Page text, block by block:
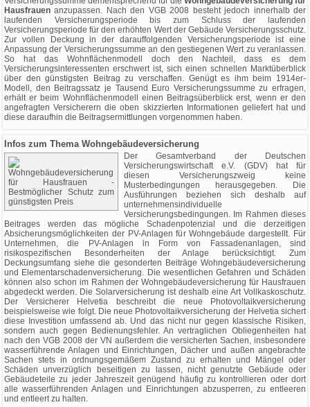
Hausfrauen anzupassen. Nach den VGB 2008 besteht jedoch innerhalb der
laufenden Versicherungsperiode bis zum Schluss der laufenden
Versicherungsperiode für den erhöhten Wert der Gebäude Versicherungsschutz.
Zur vollen Deckung in der darauffolgenden Versicherungsperiode ist eine
Anpassung der Versicherungssumme an den gestiegenen Wert zu veranlassen.
So hat das Wohnflächenmodell doch den Nachteil, dass es dem
Versicherungsinteressenten erschwert ist, sich einen schnellen Marktüberblick
über den günstigsten Beitrag zu verschaffen. Genügt es ihm beim 1914er-
Modell, den Beitragssatz je Tausend Euro Versicherungssumme zu erfragen,
erhält er beim Wohnflächenmodell einen Beitragsüberblick erst, wenn er den
angefragten Versicherern die oben skizzierten Informationen geliefert hat und
diese daraufhin die Beitragsermittlungen vorgenommen haben.
Infos zum Thema Wohngebäudeversicherung
Der Gesamtverband der Deutschen
Versicherungswirtschaft e.V. (GDV) hat für
diesen Versicherungszweig keine
Musterbedingungen herausgegeben. Die
Ausführungen beziehen sich deshalb auf
unternehmensindividuelle
Versicherungsbedingungen. Im Rahmen dieses
Beitrages werden das mögliche Schadenpotenzial und die derzeitigen
Absicherungsmöglichkeiten der PV-Anlagen für Wohngebäude dargestellt. Für
Unternehmen, die PV-Anlagen in Form von Fassadenanlagen, sind
risikospezifischen Besonderheiten der Anlage berücksichtigt. Zum
Deckungsumfang siehe die gesonderten Beiträge Wohngebäudeversicherung
und Elementarschadenversicherung. Die wesentlichen Gefahren und Schäden
können also schon im Rahmen der Wohngebäudeversicherung für Hausfrauen
abgedeckt werden. Die Solarversicherung ist deshalb eine Art Vollkaskoschutz.
Der Versicherer Helvetia beschreibt die neue Photovoltaikversicherung
beispielsweise wie folgt. Die neue Photovoltaikversicherung der Helvetia sichert
diese Investition umfassend ab. Und das nicht nur gegen klassische Risiken,
sondern auch gegen Bedienungsfehler. An vertraglichen Obliegenheiten hat
nach den VGB 2008 der VN außerdem die versicherten Sachen, insbesondere
wasserführende Anlagen und Einrichtungen, Dächer und außen angebrachte
Sachen stets in ordnungsgemäßem Zustand zu erhalten und Mängel oder
Schäden unverzüglich beseitigen zu lassen, nicht genutzte Gebäude oder
Gebäudeteile zu jeder Jahreszeit genügend häufig zu kontrollieren oder dort
alle wasserführenden Anlagen und Einrichtungen abzusperren, zu entleeren
und entleert zu halten.